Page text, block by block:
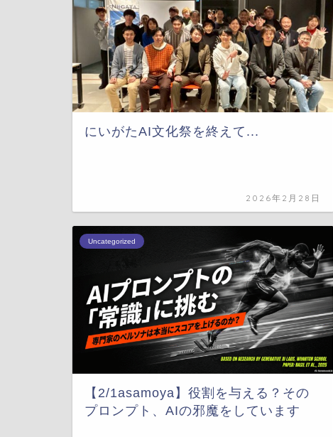
にいがたAI文化祭を終えて...
2026年2月28日
Uncategorized
【2/1asamoya】役割を与える？その
プロンプト、AIの邪魔をしています